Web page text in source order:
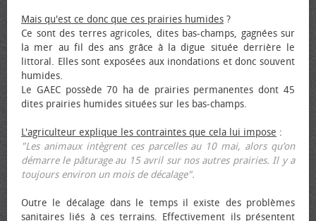
Mais qu'est ce donc que ces prairies humides ?
Ce sont des terres agricoles, dites bas-champs, gagnées sur
la mer au fil des ans grâce à la digue située derrière le
littoral. Elles sont exposées aux inondations et donc souvent
humides.
Le GAEC possède 70 ha de prairies permanentes dont 45
dites prairies humides situées sur les bas-champs.
L'agriculteur explique les contraintes que cela lui impose :
"Les animaux intègrent ces parcelles au 10 mai, alors qu’on
démarre le pâturage au 15 avril sur nos autres prairies. Il y a
toujours environ un mois de décalage".
Outre le décalage dans le temps il existe des problèmes
sanitaires liés à ces terrains. Effectivement ils présentent